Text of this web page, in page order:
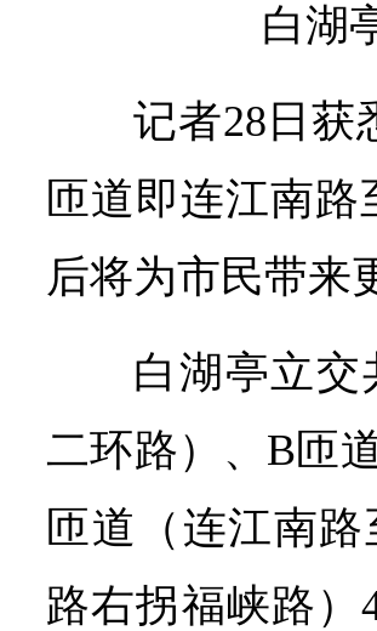
白湖
记者28日获
匝道即连江南
后将为市民带来
白湖亭立
二环路）、B匝
匝道（连江南
路右拐福峡路